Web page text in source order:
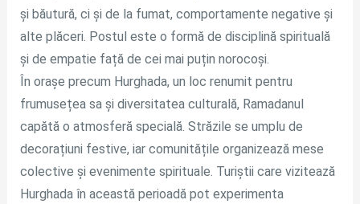
și băutură, ci și de la fumat, comportamente negative și
alte plăceri. Postul este o formă de disciplină spirituală
și de empatie față de cei mai puțin norocoși.
În orașe precum Hurghada, un loc renumit pentru
frumusețea sa și diversitatea culturală, Ramadanul
capătă o atmosferă specială. Străzile se umplu de
decorațiuni festive, iar comunitățile organizează mese
colective și evenimente spirituale. Turiștii care vizitează
Hurghada în această perioadă pot experimenta